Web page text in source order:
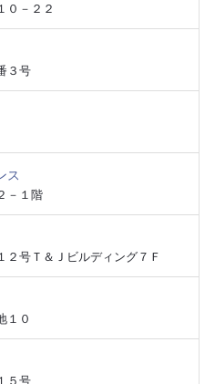
０－２２
３号
ス
－１階
２号Ｔ＆Ｊビルディング７Ｆ
１０
５号